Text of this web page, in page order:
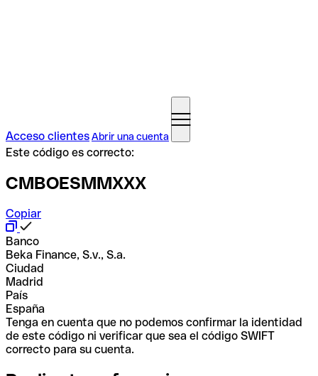
Acceso clientesAbrir una cuenta
Este código es correcto:
CMBOESMMXXX
Copiar
Banco
Beka Finance, S.v., S.a.
Ciudad
Madrid
País
España
Tenga en cuenta que no podemos confirmar la identidad
de este código ni verificar que sea el código SWIFT
correcto para su cuenta.